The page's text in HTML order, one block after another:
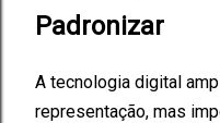
Padronizar
A tecnologia digital
representação, mas